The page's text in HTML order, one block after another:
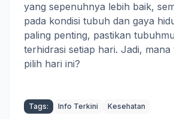
yang sepenuhnya lebih baik,
pada kondisi tubuh dan gaya
paling penting, pastikan
terhidrasi setiap hari. Jadi, mana
pilih hari ini?
Tags: Info Terkini Kesehatan